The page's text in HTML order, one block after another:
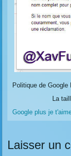
Politique de
La
Google plus je
Laisser un